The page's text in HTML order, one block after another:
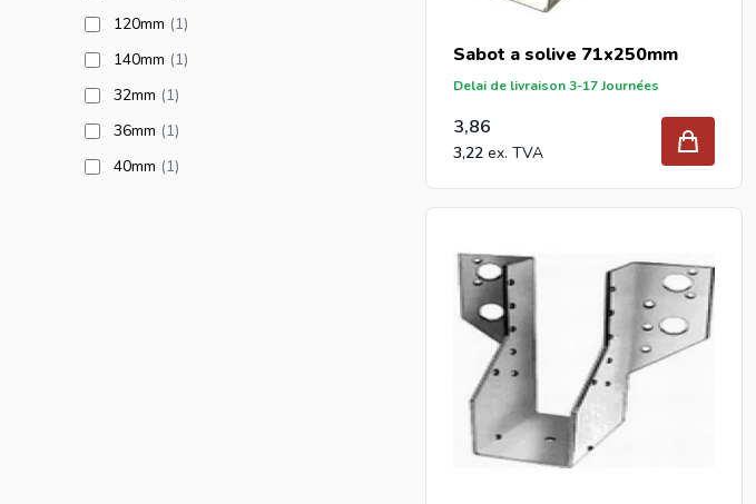
120mm (1products available
)
140mm (1products available
)
32mm (1products available
)
36mm (1products available
)
40mm (1products available
)
Sabot a solive 71x250mm
Delai de livraison 3-17 Journées
3,86
3,22